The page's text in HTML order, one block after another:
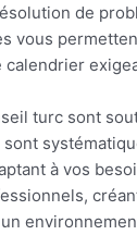
de
vous
turc sont
à vos